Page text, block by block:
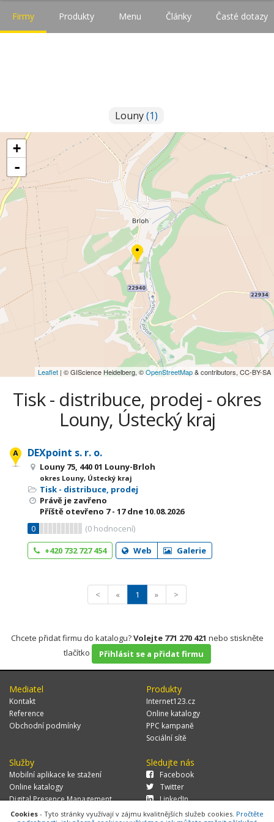
Firmy Produkty Menu Články Časté dotazy
Louny(1)
+
-
Leaflet | © GIScience Heidelberg, ©OpenStreetMap& contributors, CC-BY-SA
Tisk - distribuce, prodej - okres
Louny, Ústecký kraj
DEXpoint s. r. o.
Louny 75, 440 01 Louny-Brloh
okres Louny, Ústecký kraj
Tisk - distribuce, prodej
Právě je zavřeno
Příště otevřeno 7 - 17dne 10.08.2026
0
(0 hodnocení)
+420 732 727 454
Web Galerie
< « 1 » >
Chcete přidat firmu do katalogu?Volejte 771 270 421 nebo stiskněte
tlačítko
Přihlásit se a přidat firmu
Mediatel
Kontakt
Reference
Obchodní podmínky
Produkty
Internet123.cz
Online katalogy
PPC kampaně
Sociální sítě
Služby
Mobilní aplikace ke stažení
Online katalogy
Digital Presence Management
Více zákazníků
Sledujte nás
Facebook
Twitter
LinkedIn
Cookies - Tyto stránky využívají v zájmu kvalitnějších služeb cookies. Pročtěte